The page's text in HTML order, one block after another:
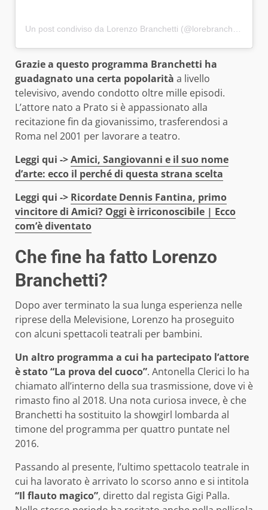
Un post condiviso da Lorenzo Branchetti (@lorebranchetti)
Grazie a questo programma Branchetti ha
guadagnato una certa popolarità a livello
televisivo, avendo condotto oltre mille episodi.
L’attore nato a Prato si è appassionato alla
recitazione fin da giovanissimo, trasferendosi a
Roma nel 2001 per lavorare a teatro.
Leggi qui ->Amici, Sangiovanni e il suo nome
d’arte: ecco il perché di questa strana scelta
Leggi qui -> Ricordate Dennis Fantina, primo
vincitore di Amici? Oggi è irriconoscibile | Ecco
com’è diventato
Che fine ha fatto Lorenzo
Branchetti?
Dopo aver terminato la sua lunga esperienza nelle
riprese della Melevisione, Lorenzo ha proseguito
con alcuni spettacoli teatrali per bambini.
Un altro programma a cui ha partecipato l’attore
è stato “La prova del cuoco”. Antonella Clerici lo ha
chiamato all’interno della sua trasmissione, dove vi è
rimasto fino al 2018. Una nota curiosa invece, è che
Branchetti ha sostituito la showgirl lombarda al
timone del programma per quattro puntate nel
2016.
Passando al presente, l’ultimo spettacolo teatrale in
cui ha lavorato è arrivato lo scorso anno e si intitola
“Il flauto magico”, diretto dal regista Gigi Palla.